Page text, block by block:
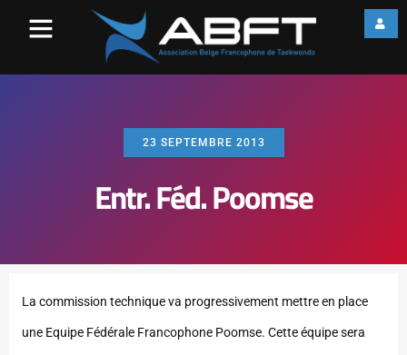
23 SEPTEMBRE 2013
Entr. Féd. Poomse
La commission technique va progressivement mettre en place
une Equipe Fédérale Francophone Poomse. Cette équipe sera